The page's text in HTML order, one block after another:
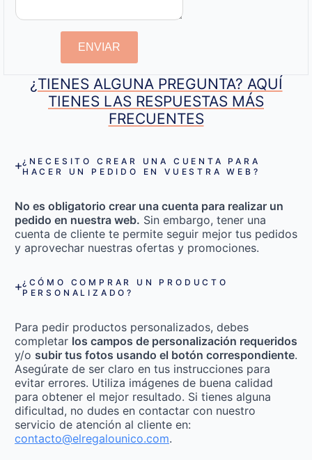
ENVIAR
¿TIENES ALGUNA PREGUNTA? AQUÍ
TIENES LAS RESPUESTAS MÁS
FRECUENTES
¿NECESITO CREAR UNA CUENTA PARA
HACER UN PEDIDO EN VUESTRA WEB?
No es obligatorio crear una cuenta para realizar un
pedido en nuestra web. Sin embargo, tener una
cuenta de cliente te permite seguir mejor tus pedidos
y aprovechar nuestras ofertas y promociones.
¿CÓMO COMPRAR UN PRODUCTO
PERSONALIZADO?
Para pedir productos personalizados, debes
completar los campos de personalización requeridos
y/o subir tus fotos usando el botón correspondiente.
Asegúrate de ser claro en tus instrucciones para
evitar errores. Utiliza imágenes de buena calidad
para obtener el mejor resultado. Si tienes alguna
dificultad, no dudes en contactar con nuestro
servicio de atención al cliente en:
contacto@elregalounico.com.